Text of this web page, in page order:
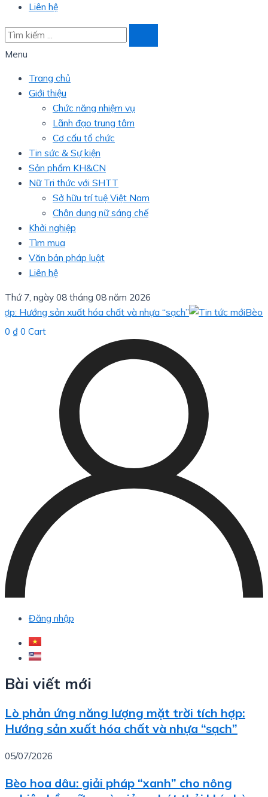
Liên hệ
Menu
Trang chủ
Giới thiệu
Chức năng nhiệm vụ
Lãnh đạo trung tâm
Cơ cấu tổ chức
Tin sức & Sự kiện
Sản phẩm KH&CN
Nữ Tri thức với SHTT
Sở hữu trí tuệ Việt Nam
Chân dung nữ sáng chế
Khởi nghiệp
Tìm mua
Văn bản pháp luật
Liên hệ
Thứ 7, ngày 08 tháng 08 năm 2026
sản xuất hóa chất và nhựa “sạch”
Bèo hoa
0 ₫ 0 Cart
Đăng nhập
Bài viết mới
Lò phản ứng năng lượng mặt trời tích hợp:
Hướng sản xuất hóa chất và nhựa “sạch”
05/07/2026
Bèo hoa dâu: giải pháp “xanh” cho nông